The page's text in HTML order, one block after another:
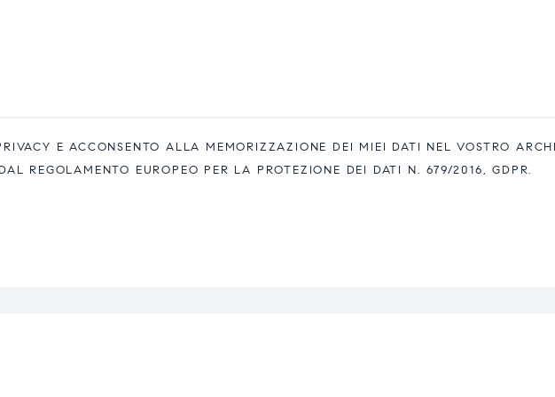
E ACCONSENTO ALLA MEMORIZZAZIONE DEI MIEI DATI NEL VOSTRO
REGOLAMENTO EUROPEO PER LA PROTEZIONE DEI DATI N. 679/2016, GDPR.